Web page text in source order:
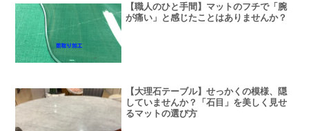
【職人のひと手間】マットのフチで「腕
が痛い」と感じたことはありませんか？
【大理石テーブル】せっかくの模様、隠
していませんか？「石目」を美しく見せ
るマットの選び方